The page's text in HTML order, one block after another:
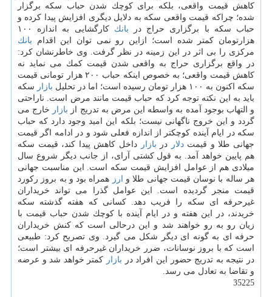
كاهش قیمت واقعی، بلكه برای كوچك شدن حباب سكه برگزار
شده؛ چراكه قیمت واقعی سكه به دلایل دیگری افزایش پیدا كرده و
حباب سكه با برگزاری حراج در بانك
كارگشایی به اندازه ۱۰۰
هزارتومان كمتر شده است؛ ازاین رو نمی توان این اقدام بانك
مركزی را بی اثر در این زمینه در نظر گرفت. وی خاطرنشان كرد:
در واقع برگزاری حراج به واقعی شدن قیمت كمك می نماید نه
كاهش قیمت واقعی؛ به خصوص اینكه حباب ۲۰۰ هزار تومانی قیمت
سكه اكنون به ۱۰۰ هزار تومان رسیده است؛ اما در تحلیل
بازار سكه
باید به این نكته توجه كرد كه حباب قیمت مانند مرض است. ناراحتی
و التهاب بوجود آمده به واسطه این مرض به تدریج از بازار خارج می
گردد و این خروج ناگهانی نیست؛ بلكه این امید وجود دارد كه حباب
سكه در ایام آینده كوچكتر از اندازه فعلی شود و در ادامه اگر قیمت
جهانی طلا و قیمتدلار در بازار
داخل كاهش پیدا كند، قیمت سكه
هم پایین خواهد آمد. به قول كشتی آرای، از جانب دیگر شروع سال
میلادی هم از عوامل افزایش قیمت سكه است. این مناسبت جهانی
هر ساله با نوسان قیمت جهانی طلا و ارز همراه بود و به بروز ركورد
قیمت منجر گردیده است. این عوامل گذرا می تواند خریداران
غیرحرفه ای سكه را فریب دهد. كسانی كه هفته گذشته سكه
خریدند، در این هفته و در ایام آینده با كوچك شدن حباب قیمت با
زیان رو به رو خواهند شد و این درحالی است كه كنش خریداران
حرفه ای به گونه ای دیگر شكل می گیرد. وی تصریح كرد: طبیعی
است كه با بروز نوسانات، ضرر خریداران غیرحرفه ای بیشتر است؛
در نتیجه به تدریج حضور این افراد در بازار كمتر خواهد شد و عرضه
و تقاضا به تعادل می رسد.
35225